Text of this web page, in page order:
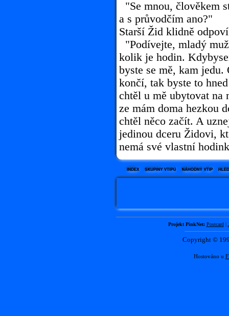
"Se mnou, člověkem
a s průvodčím ano?"
Starší Žid klidně
"Podívejte, mladý
kolik je hodin.
byste se mě, kam
končí, tak byste to
chtěl u mě ubytovat na
ze mám doma hezkou
chtěl něco začít. A
jedinou dceru Židovi,
nemá své vlastní
Projekt PinkNet: Postcard|
Copyright ©
Hostováno u